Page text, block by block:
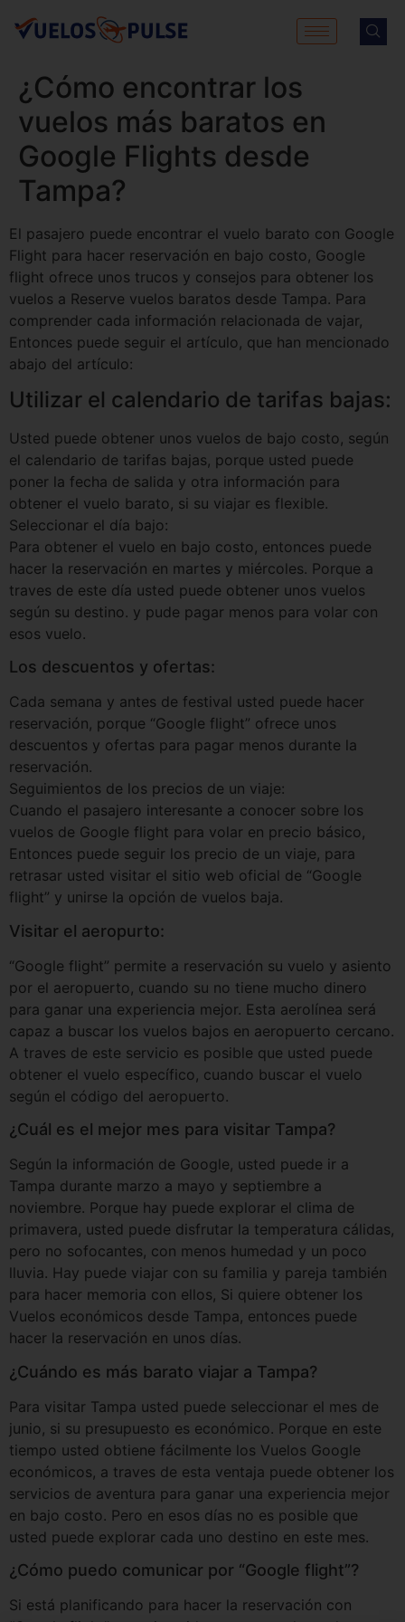
¿Cómo encontrar los
vuelos más baratos en
Google Flights desde
Tampa?
El pasajero puede encontrar el vuelo barato con Google
Flight para hacer reservación en bajo costo, Google
flight ofrece unos trucos y consejos para obtener los
vuelos a Reserve vuelos baratos desde Tampa. Para
comprender cada información relacionada de vajar,
Entonces puede seguir el artículo, que han mencionado
abajo del artículo:
Utilizar el calendario de tarifas bajas:
Usted puede obtener unos vuelos de bajo costo, según
el calendario de tarifas bajas, porque usted puede
poner la fecha de salida y otra información para
obtener el vuelo barato, si su viajar es flexible.
Seleccionar el día bajo:
Para obtener el vuelo en bajo costo, entonces puede
hacer la reservación en martes y miércoles. Porque a
traves de este día usted puede obtener unos vuelos
según su destino. y pude pagar menos para volar con
esos vuelo.
Los descuentos y ofertas:
Cada semana y antes de festival usted puede hacer
reservación, porque “Google flight” ofrece unos
descuentos y ofertas para pagar menos durante la
reservación.
Seguimientos de los precios de un viaje:
Cuando el pasajero interesante a conocer sobre los
vuelos de Google flight para volar en precio básico,
Entonces puede seguir los precio de un viaje, para
retrasar usted visitar el sitio web oficial de “Google
flight” y unirse la opción de vuelos baja.
Visitar el aeropurto:
“Google flight” permite a reservación su vuelo y asiento
por el aeropuerto, cuando su no tiene mucho dinero
para ganar una experiencia mejor. Esta aerolínea será
capaz a buscar los vuelos bajos en aeropuerto cercano.
A traves de este servicio es posible que usted puede
obtener el vuelo específico, cuando buscar el vuelo
según el código del aeropuerto.
¿Cuál es el mejor mes para visitar Tampa?
Según la información de Google, usted puede ir a
Tampa durante marzo a mayo y septiembre a
noviembre. Porque hay puede explorar el clima de
primavera, usted puede disfrutar la temperatura cálidas,
pero no sofocantes, con menos humedad y un poco
lluvia. Hay puede viajar con su familia y pareja también
para hacer memoria con ellos, Si quiere obtener los
Vuelos económicos desde Tampa, entonces puede
hacer la reservación en unos días.
¿Cuándo es más barato viajar a Tampa?
Para visitar Tampa usted puede seleccionar el mes de
junio, si su presupuesto es económico. Porque en este
tiempo usted obtiene fácilmente los Vuelos Google
económicos, a traves de esta ventaja puede obtener los
servicios de aventura para ganar una experiencia mejor
en bajo costo. Pero en esos días no es posible que
usted puede explorar cada uno destino en este mes.
¿Cómo puedo comunicar por “Google flight”?
Si está planificando para hacer la reservación con